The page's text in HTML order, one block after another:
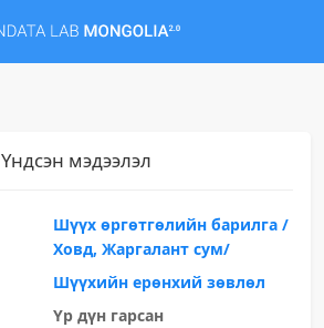
Үндсэн мэдээлэл
Шүүх өргөтгөлийн барилга /
Ховд, Жаргалант сум/
Шүүхийн ерөнхий зөвлөл
Үр дүн гарсан